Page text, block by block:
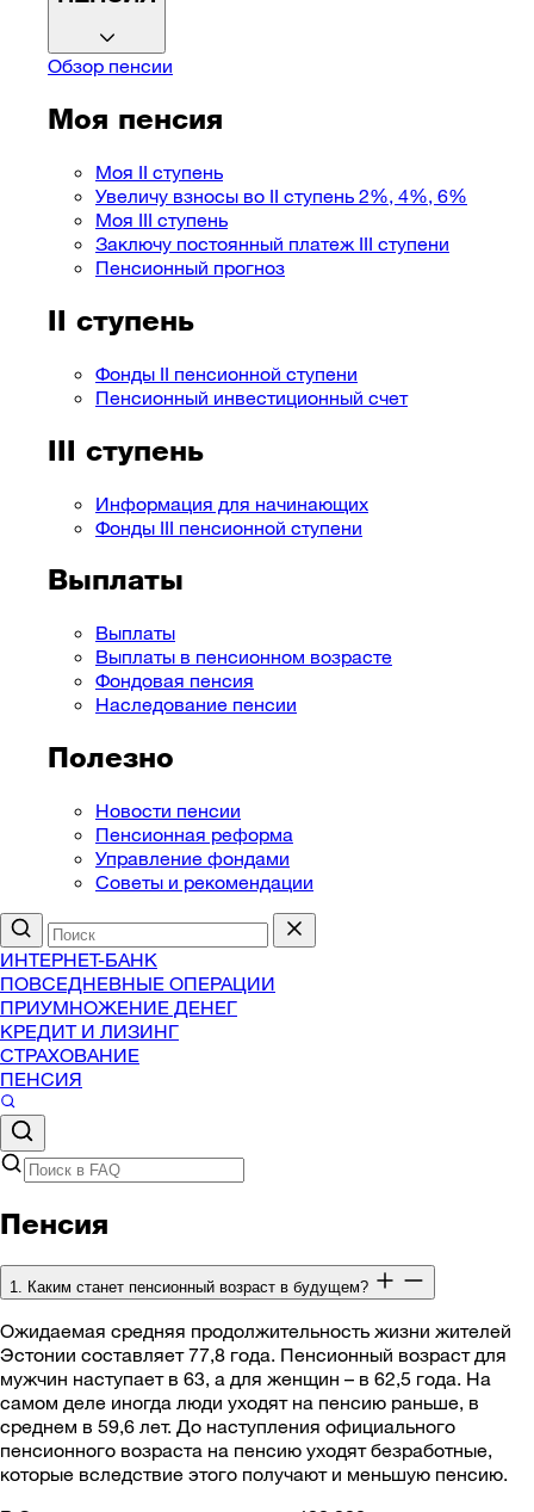
Обзор пенсии
Моя пенсия
Моя II ступень
Увеличу взносы во II ступень 2%, 4%, 6%
Моя III ступень
Заключу постоянный платеж III ступени
Пенсионный прогноз
II ступень
Фонды II пенсионной ступени
Пенсионный инвестиционный счет
III ступень
Информация для начинающих
Фонды III пенсионной ступени
Выплаты
Выплаты
Выплаты в пенсионном возрасте
Фондовая пенсия
Наследование пенсии
Полезно
Новости пенсии
Пенсионная реформа
Управление фондами
Советы и рекомендации
ИНТЕРНЕТ-БАНК
ПОВСЕДНЕВНЫЕ ОПЕРАЦИИ
ПРИУМНОЖЕНИЕ ДЕНЕГ
КРЕДИТ И ЛИЗИНГ
СТРАХОВАНИЕ
ПЕНСИЯ
Пенсия
1. Каким станет пенсионный возраст в будущем?
Ожидаемая средняя продолжительность жизни жителей
Эстонии составляет 77,8 года. Пенсионный возраст для
мужчин наступает в 63, а для женщин – в 62,5 года. На
самом деле иногда люди уходят на пенсию раньше, в
среднем в 59,6 лет. До наступления официального
пенсионного возраста на пенсию уходят безработные,
которые вследствие этого получают и меньшую пенсию.